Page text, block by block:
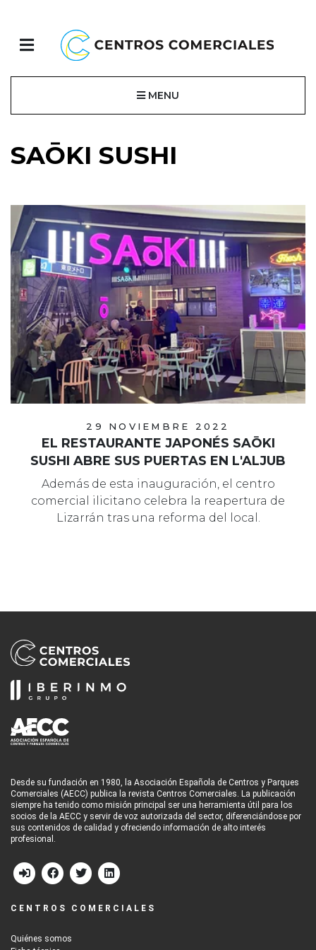
MENU
SAŌKI SUSHI
29 NOVIEMBRE 2022
EL RESTAURANTE JAPONÉS SAŌKI
SUSHI ABRE SUS PUERTAS EN L'ALJUB
Además de esta inauguración, el centro
comercial ilicitano celebra la reapertura de
Lizarrán tras una reforma del local.
Desde su fundación en 1980, la Asociación Española de Centros y Parques
Comerciales (AECC) publica la revista Centros Comerciales. La publicación
siempre ha tenido como misión principal ser una herramienta útil para los
socios de la AECC y servir de voz autorizada del sector, diferenciándose por
sus contenidos de calidad y ofreciendo información de alto interés
profesional.
CENTROS COMERCIALES
Quiénes somos